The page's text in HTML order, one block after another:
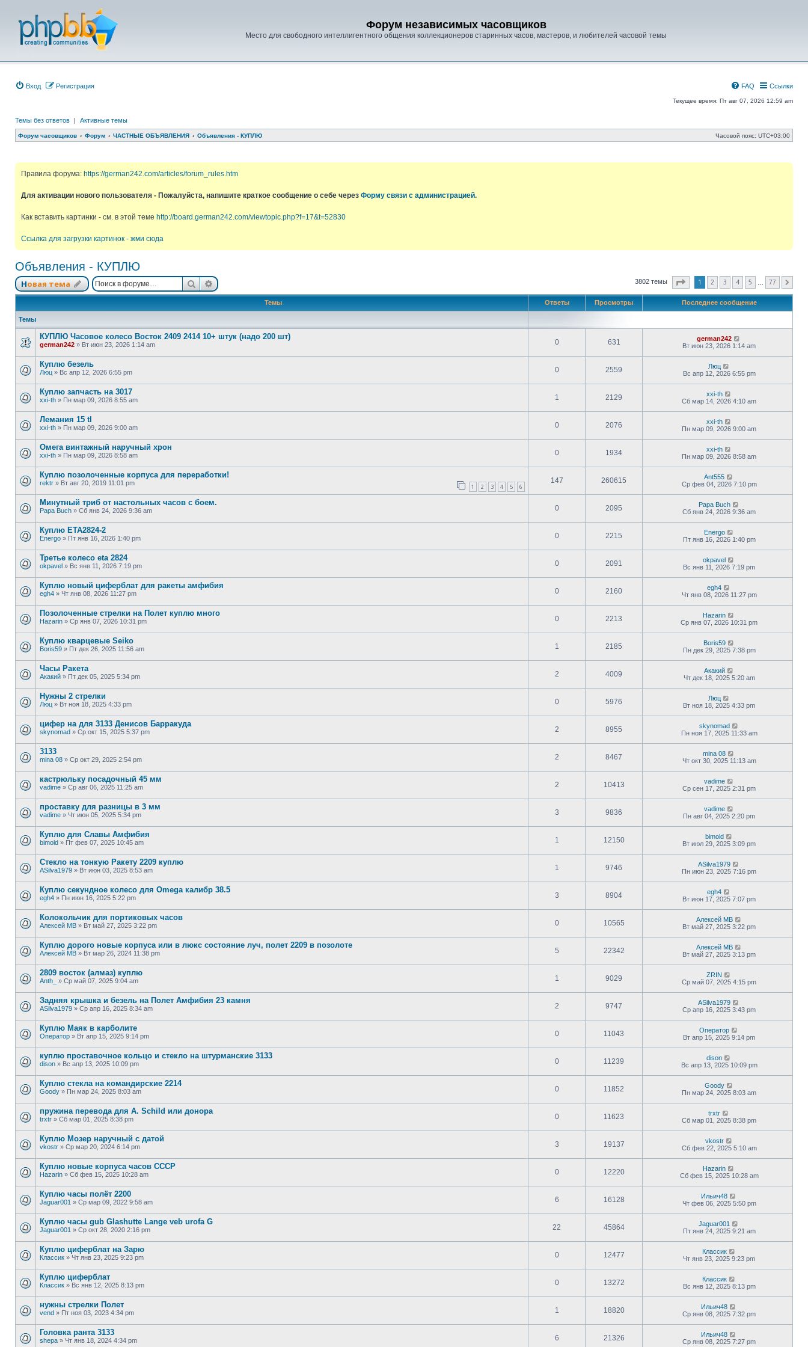
Форум независимых часовщиков
Место для свободного интеллигентного общения коллекционеров старинных часов, мастеров, и любителей часовой темы
Вход Регистрация Ссылки
FAQ
Текущее время: Пт авг 07, 2026 12:59 am
Темы без ответов | Активные темы
Форум часовщиков Форум ЧАСТНЫЕ ОБЪЯВЛЕНИЯ Объявления - КУПЛЮ Часовой пояс: UTC+03:00
Правила форума: https://german242.com/articles/forum_rules.htm
Для активации нового пользователя - Пожалуйста, напишите краткое сообщение о себе через Форму связи с администрацией.
Как вставить картинки - см. в этой теме http://board.german242.com/viewtopic.php?f=17&t=52830
Ссылка для загрузки картинок - жми сюда
Объявления - КУПЛЮ
Новая тема ПоискРасширенный поиск 3802 темы Страница из77
1 2 3 4 5 77
Темы Ответы Просмотры Последнее сообщение
Темы
КУПЛЮ Часовое колесо Восток 2409 2414 10+ штук (надо 200 шт)
german242 » Вт июн 23, 2026 1:14 am 0 631
german242
Вт июн 23, 2026 1:14 am
Куплю безель
Люц » Вс апр 12, 2026 6:55 pm 0 2559
Люц
Вс апр 12, 2026 6:55 pm
Куплю запчасть на 3017
xxi-th » Пн мар 09, 2026 8:55 am 1 2129
xxi-th
Сб мар 14, 2026 4:10 am
Лемания 15 tl
xxi-th » Пн мар 09, 2026 9:00 am 0 2076
xxi-th
Пн мар 09, 2026 9:00 am
Омега винтажный наручный хрон
xxi-th » Пн мар 09, 2026 8:58 am 0 1934
xxi-th
Пн мар 09, 2026 8:58 am
Куплю позолоченные корпуса для переработки!
rektr » Вт авг 20, 2019 11:01 pm 1 2 3 4 5 6
147 260615
Ant555
Ср фев 04, 2026 7:10 pm
Минутный триб от настольных часов с боем.
Papa Buch » Сб янв 24, 2026 9:36 am 0 2095
Papa Buch
Сб янв 24, 2026 9:36 am
Куплю ЕТА2824-2
Energo » Пт янв 16, 2026 1:40 pm 0 2215
Energo
Пт янв 16, 2026 1:40 pm
Третье колесо eta 2824
okpavel » Вс янв 11, 2026 7:19 pm 0 2091
okpavel
Вс янв 11, 2026 7:19 pm
Куплю новый циферблат для ракеты амфибия
egh4 » Чт янв 08, 2026 11:27 pm 0 2160
egh4
Чт янв 08, 2026 11:27 pm
Позолоченные стрелки на Полет куплю много
Hazarin » Ср янв 07, 2026 10:31 pm 0 2213
Hazarin
Ср янв 07, 2026 10:31 pm
Куплю кварцевые Seiko
Boris59 » Пт дек 26, 2025 11:56 am 1 2185
Boris59
Пн дек 29, 2025 7:38 pm
Часы Ракета
Акакий » Пт дек 05, 2025 5:34 pm 2 4009
Акакий
Чт дек 18, 2025 5:20 am
Нужны 2 стрелки
Люц » Вт ноя 18, 2025 4:33 pm 0 5976
Люц
Вт ноя 18, 2025 4:33 pm
цифер на для 3133 Денисов Барракуда
skynomad » Ср окт 15, 2025 5:37 pm 2 8955
skynomad
Пн ноя 17, 2025 11:33 am
3133
mina 08 » Ср окт 29, 2025 2:54 pm 2 8467
mina 08
Чт окт 30, 2025 11:13 am
кастрюльку посадочный 45 мм
vadime » Ср авг 06, 2025 11:25 am 2 10413
vadime
Ср сен 17, 2025 2:31 pm
проставку для разницы в 3 мм
vadime » Чт июн 05, 2025 5:34 pm 3 9836
vadime
Пн авг 04, 2025 2:20 pm
Куплю для Славы Амфибия
bimold » Пт фев 07, 2025 10:45 am 1 12150
bimold
Вт июл 29, 2025 3:09 pm
Стекло на тонкую Ракету 2209 куплю
ASilva1979 » Вт июн 03, 2025 8:53 am 1 9746
ASilva1979
Пн июн 23, 2025 7:16 pm
Куплю секундное колесо для Omega калибр 38.5
egh4 » Пн июн 16, 2025 5:22 pm 3 8904
egh4
Вт июн 17, 2025 7:07 pm
Колокольчик для портиковых часов
Алексей МВ » Вт май 27, 2025 3:22 pm 0 10565
Алексей МВ
Вт май 27, 2025 3:22 pm
Куплю дорого новые корпуса или в люкс состояние луч, полет 2209 в позолоте
Алексей МВ » Вт мар 26, 2024 11:38 pm 5 22342
Алексей МВ
Вт май 27, 2025 3:13 pm
2809 восток (алмаз) куплю
Anth_ » Ср май 07, 2025 9:04 am 1 9029
ZRIN
Ср май 07, 2025 4:15 pm
Задняя крышка и безель на Полет Амфибия 23 камня
ASilva1979 » Ср апр 16, 2025 8:34 am 2 9747
ASilva1979
Ср апр 16, 2025 3:43 pm
Куплю Маяк в карболите
Оператор » Вт апр 15, 2025 9:14 pm 0 11043
Оператор
Вт апр 15, 2025 9:14 pm
куплю проставочное кольцо и стекло на штурманские 3133
dison » Вс апр 13, 2025 10:09 pm 0 11239
dison
Вс апр 13, 2025 10:09 pm
Куплю стекла на командирские 2214
Goody » Пн мар 24, 2025 8:03 am 0 11852
Goody
Пн мар 24, 2025 8:03 am
пружина перевода для A. Schild или донора
trxtr » Сб мар 01, 2025 8:38 pm 0 11623
trxtr
Сб мар 01, 2025 8:38 pm
Куплю Мозер наручный с датой
vkostr » Ср мар 20, 2024 6:14 pm 3 19137
vkostr
Сб фев 22, 2025 5:10 am
Куплю новые корпуса часов СССР
Hazarin » Сб фев 15, 2025 10:28 am 0 12220
Hazarin
Сб фев 15, 2025 10:28 am
Куплю часы полёт 2200
Jaguar001 » Ср мар 09, 2022 9:58 am 6 16128
Ильич48
Чт фев 06, 2025 5:50 pm
Куплю часы gub Glashutte Lange veb urofa G
Jaguar001 » Ср окт 28, 2020 2:16 pm 22 45864
Jaguar001
Пт янв 24, 2025 9:21 am
Куплю циферблат на Зарю
Классик » Чт янв 23, 2025 9:23 pm 0 12477
Классик
Чт янв 23, 2025 9:23 pm
Куплю циферблат
Классик » Вс янв 12, 2025 8:13 pm 0 13272
Классик
Вс янв 12, 2025 8:13 pm
нужны стрелки Полет
vend » Пт ноя 03, 2023 4:34 pm 1 18820
Ильич48
Ср янв 08, 2025 7:32 pm
Головка ранта 3133
shepa » Чт янв 18, 2024 4:34 pm 6 21326
Ильич48
Ср янв 08, 2025 7:27 pm